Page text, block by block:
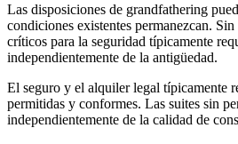
Las disposiciones de grandfathering
condiciones existentes permanezcan.
críticos para la seguridad típicamente
independientemente de la antigüedad.
El seguro y el alquiler legal típicamente
permitidas y conformes. Las suites sin
independientemente de la calidad de